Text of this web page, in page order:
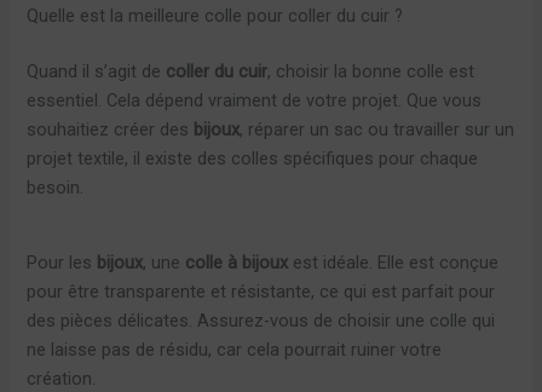
Quelle est la meilleure colle pour coller du cuir ?
Quand il s’agit de coller du cuir, choisir la bonne colle est
essentiel. Cela dépend vraiment de votre projet. Que vous
souhaitiez créer des bijoux, réparer un sac ou travailler sur un
projet textile, il existe des colles spécifiques pour chaque
besoin.
Pour les bijoux, une colle à bijoux est idéale. Elle est conçue
pour être transparente et résistante, ce qui est parfait pour
des pièces délicates. Assurez-vous de choisir une colle qui
ne laisse pas de résidu, car cela pourrait ruiner votre
création.